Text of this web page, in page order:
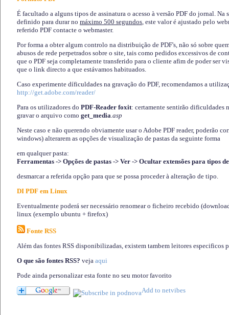
É facultado a alguns tipos de assinatura o acesso à versão PDF do jornal. Na
definido para durar no máximo 500 segundos, este valor é ajustado pelo
referido PDF contacte o webmaster.
Por forma a obter algum controlo na distribuição de PDF's, não só sobre
abusos de rede perpetrados sobre o site, tais como pedidos excessivos de
que o PDF seja completamente transferido para o cliente afim de poder ser
que o link directo a que estávamos habituados.
Caso experimente díficuldades na gravação do PDF, recomendamos a
http://get.adobe.com/reader/
Para os utilizadores do PDF-Reader foxit: certamente sentirão dificuldades
gravar o arquivo como get_media.asp
Neste caso e não querendo obviamente usar o Adobe PDF reader, poderão
windows) alterarem as opções de visualização de pastas da seguinte forma
em qualquer pasta:
Ferramentas -> Opções de pastas -> Ver -> Ocultar extensões para tipos
desmarcar a referida opção para que se possa proceder à alteração de tipo.
DI PDF em Linux
Eventualmente poderá ser necessário renomear o ficheiro recebido
linux (exemplo ubuntu + firefox)
Fonte RSS
Além das fontes RSS disponibilizadas, existem tambem leitores especificos
O que são fontes RSS? veja aqui
Pode ainda personalizar esta fonte no seu motor favorito